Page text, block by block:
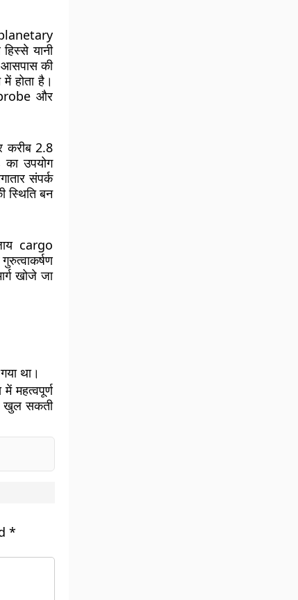
यानी
की
होता है।
और
करीब 2.8
उपयोग
संपर्क
स्थिति बन
cargo
खोजे जा
था।
महत्वपूर्ण
खुल सकती
*